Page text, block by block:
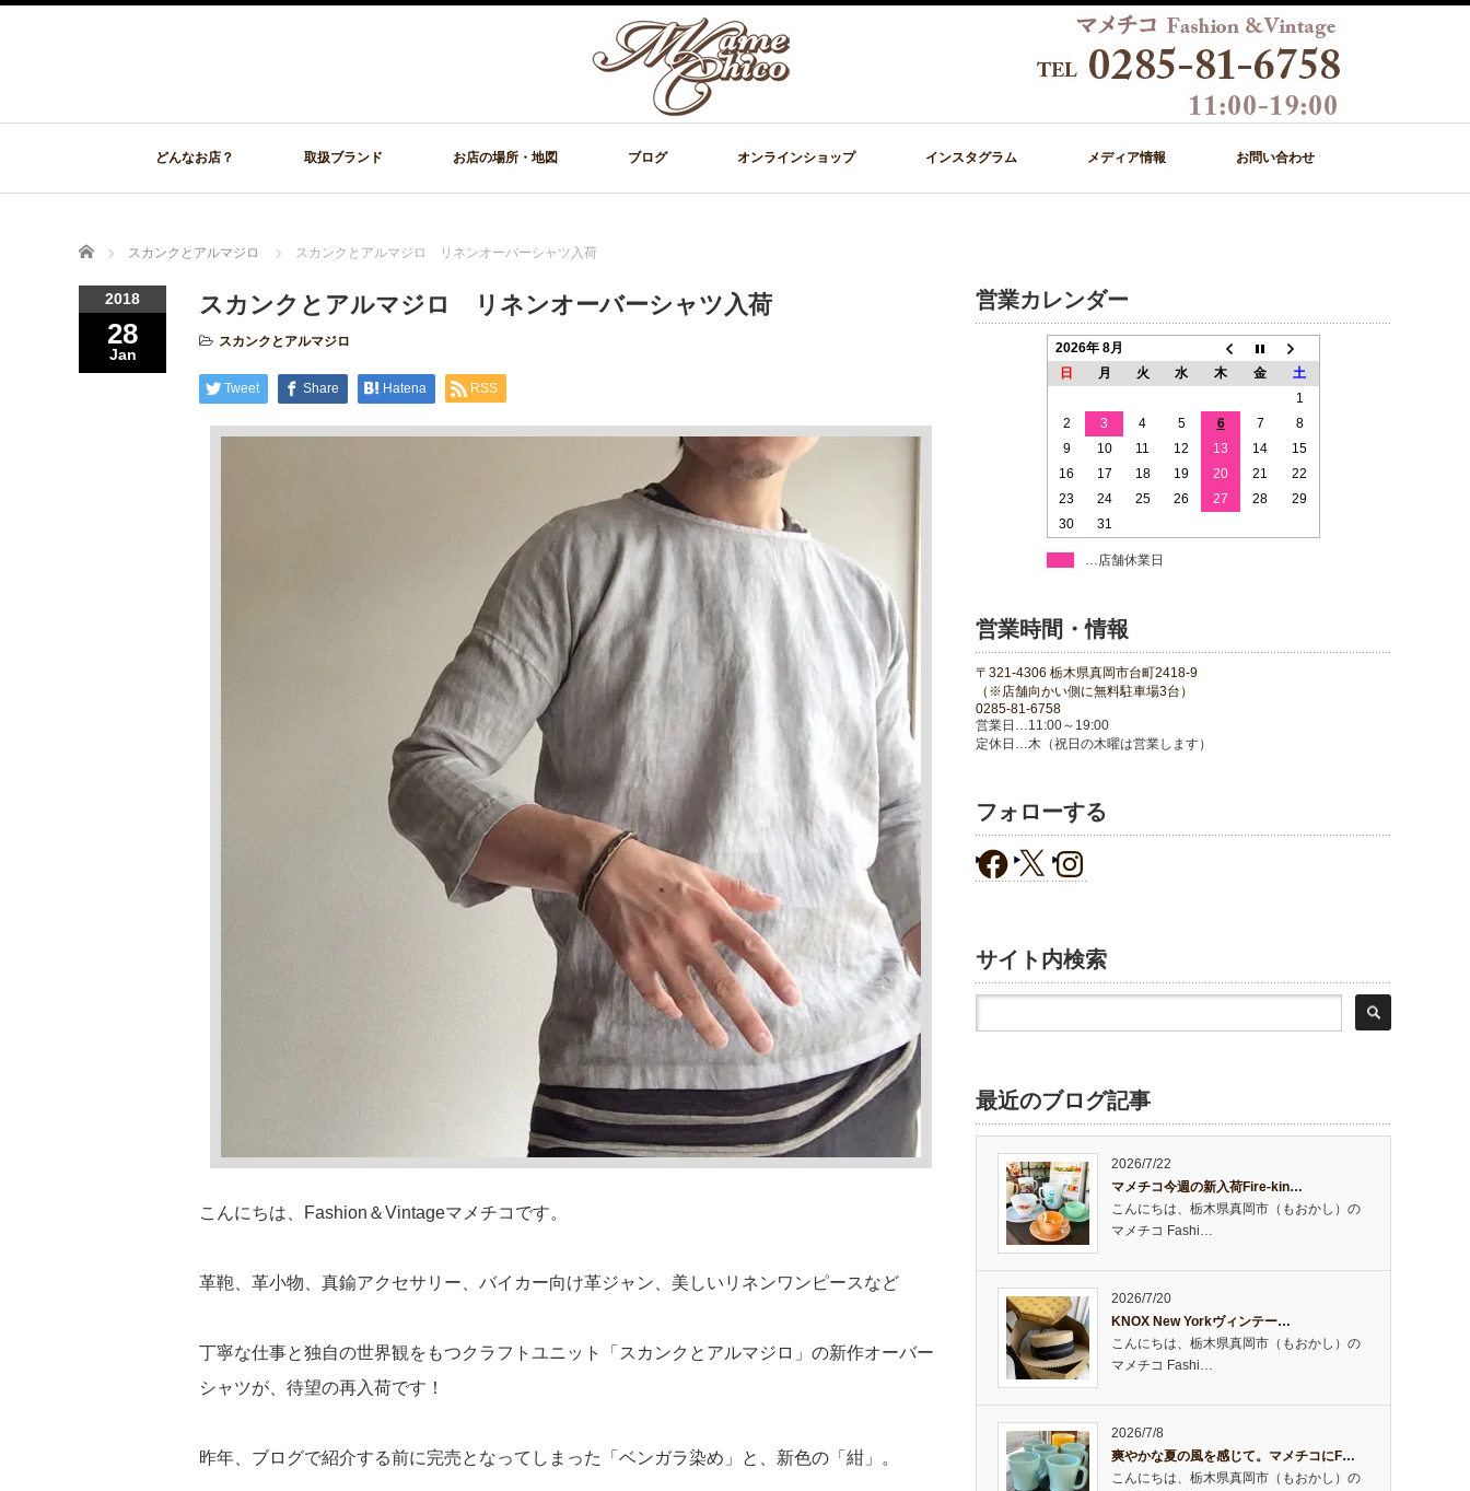
どんなお店？ 取扱ブランド お店の場所・地図 ブログ オンラインショップ インスタグラム メディア情報 お問い合わせ
Home スカンクとアルマジロ スカンクとアルマジロ リネンオーバーシャツ入荷
2018
28
Jan
スカンクとアルマジロ リネンオーバーシャツ入荷
スカンクとアルマジロ
Tweet Share Hatena RSS
こんにちは、Fashion＆Vintageマメチコです。
革鞄、革小物、真鍮アクセサリー、バイカー向け革ジャン、美しいリネンワンピースなど
丁寧な仕事と独自の世界観をもつクラフトユニット「スカンクとアルマジロ」の新作オーバー
シャツが、待望の再入荷です！
昨年、ブログで紹介する前に完売となってしまった「ベンガラ染め」と、新色の「紺」。
営業カレンダー
2026年 8月
日
月 火 水 木 金
土
1
2
3 4 5 6 7
8
9
10 11 12 13 14
15
16
17 18 19 20 21
22
23
24 25 26 27 28
29
30
31
…店舗休業日
営業時間・情報
〒321-4306 栃木県真岡市台町2418-9
（※店舗向かい側に無料駐車場3台）
0285-81-6758
営業日…11:00～19:00
定休日…木（祝日の木曜は営業します）
フォローする
サイト内検索
最近のブログ記事
2026/7/22
マメチコ今週の新入荷Fire-kin…
こんにちは、栃木県真岡市（もおかし）の
マメチコ Fashi…
2026/7/20
KNOX New Yorkヴィンテー…
こんにちは、栃木県真岡市（もおかし）の
マメチコ Fashi…
2026/7/8
爽やかな夏の風を感じて。マメチコにF…
こんにちは、栃木県真岡市（もおかし）の